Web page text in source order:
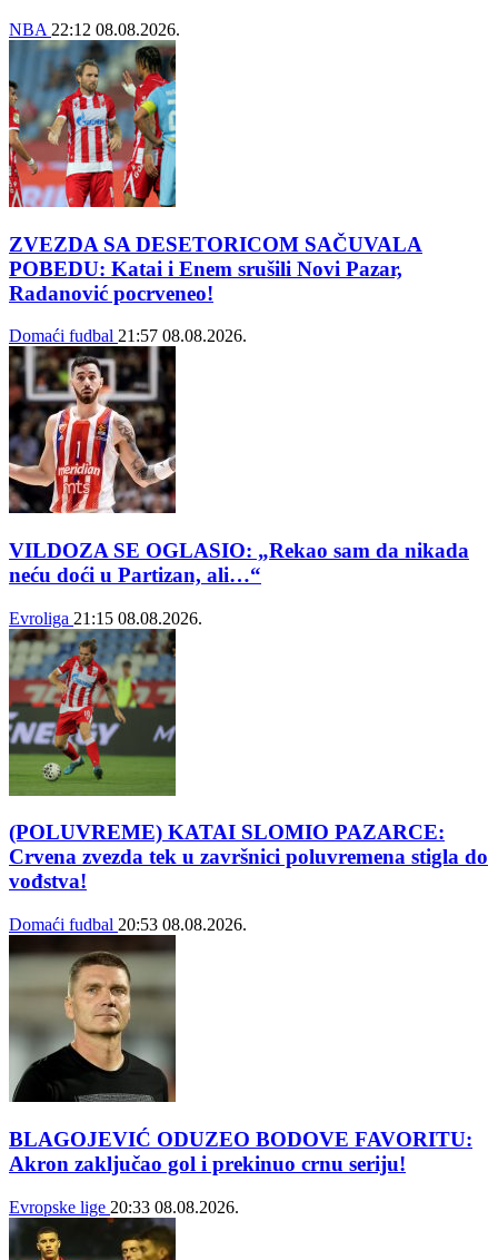
NBA 22:12 08.08.2026.
ZVEZDA SA DESETORICOM SAČUVALA
POBEDU: Katai i Enem srušili Novi Pazar,
Radanović pocrveneo!
Domaći fudbal 21:57 08.08.2026.
VILDOZA SE OGLASIO: „Rekao sam da nikada
neću doći u Partizan, ali…“
Evroliga 21:15 08.08.2026.
(POLUVREME) KATAI SLOMIO PAZARCE:
Crvena zvezda tek u završnici poluvremena stigla do
vođstva!
Domaći fudbal 20:53 08.08.2026.
BLAGOJEVIĆ ODUZEO BODOVE FAVORITU:
Akron zaključao gol i prekinuo crnu seriju!
Evropske lige 20:33 08.08.2026.